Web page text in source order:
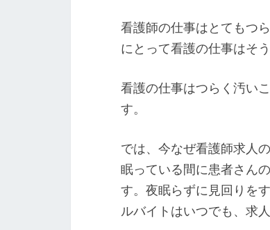
看護師の仕事はとてもつ
にとって看護の仕事はそ
看護の仕事はつらく汚い
す。
では、今なぜ看護師求人
眠っている間に患者さん
す。夜眠らずに見回りを
ルバイトはいつでも、求